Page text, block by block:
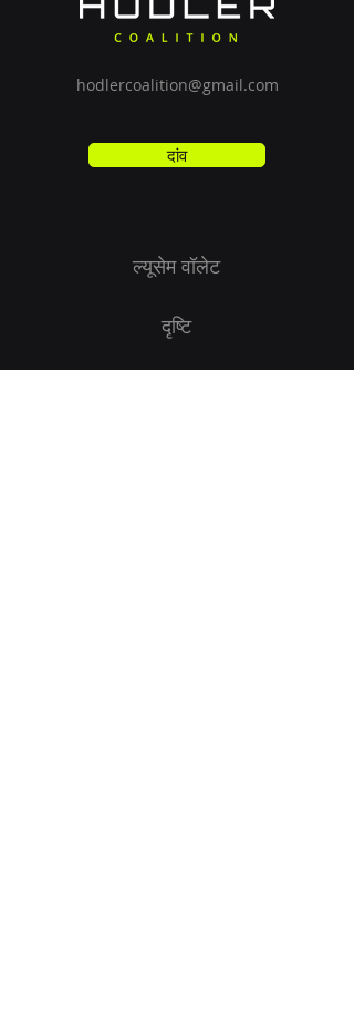
hodlercoalition@gmail.com
दांव
ल्यूसेम वॉलेट
दृष्टि